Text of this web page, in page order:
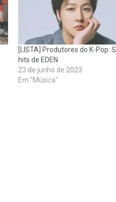
[LISTA] Produtores do K-Pop:
hits de EDEN
23 de junho de 2023
Em "Música"